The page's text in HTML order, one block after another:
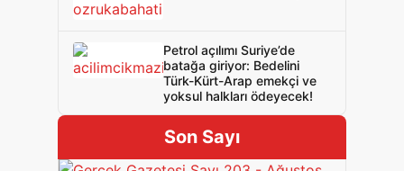
Petrol açılımı Suriye’de
batağa giriyor: Bedelini
Türk-Kürt-Arap emekçi ve
yoksul halkları ödeyecek!
Son Sayı